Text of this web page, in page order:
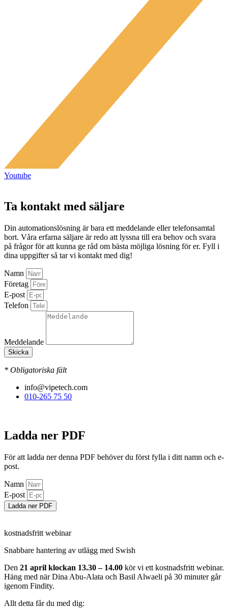
Youtube
Ta kontakt med säljare
Din automationslösning är bara ett meddelande eller telefonsamtal
bort. Våra erfarna säljare är redo att lyssna till era behov och svara
på frågor för att kunna ge råd om bästa möjliga lösning för er. Fyll i
dina uppgifter så tar vi kontakt med dig!
Namn
Företag
E-post
Telefon
Meddelande
Skicka
* Obligatoriska fält
info@vipetech.com
010-265 75 50
Ladda ner PDF
För att ladda ner denna PDF behöver du först fylla i ditt namn och e-
post.
Namn
E-post
Ladda ner PDF
kostnadsfritt webinar
Snabbare hantering av utlägg med Swish
Den 21 april klockan 13.30 – 14.00 kör vi ett kostnadsfritt webinar.
Häng med när Dina Abu-Alata och Basil Alwaeli på 30 minuter går
igenom Findity.
Allt detta får du med dig: